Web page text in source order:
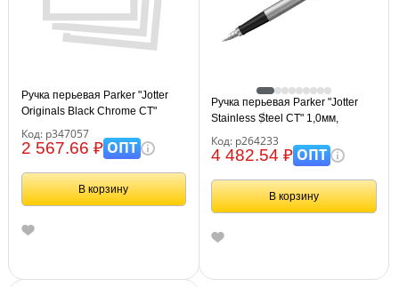
Ручка перьевая Parker "Jotter
Originals Black Chrome CT"
упаковка
Код: р347057
2 567.66 ₽ОПТ
В корзину
Ручка перьевая Parker "Jotter
Stainless Steel CT" 1,0мм,
Код: р264233
4 482.54 ₽ОПТ
В корзину